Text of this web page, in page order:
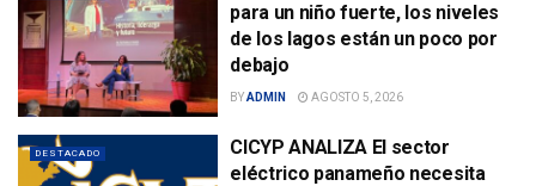
para un niño fuerte, los niveles
de los lagos están un poco por
debajo
BYADMIN AGOSTO 5, 2026
DESTACADO
CICYP ANALIZA El sector
eléctrico panameño necesita